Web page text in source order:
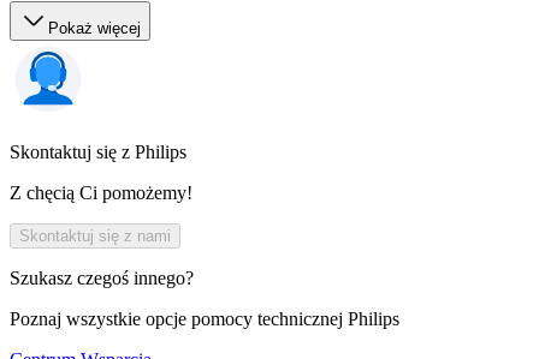
Pokaż więcej
Skontaktuj się z Philips
Z chęcią Ci pomożemy!
Skontaktuj się z nami
Szukasz czegoś innego?
Poznaj wszystkie opcje pomocy technicznej Philips